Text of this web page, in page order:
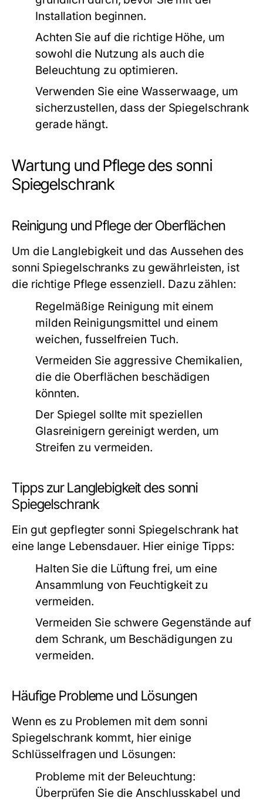
Installation beginnen.
Achten Sie auf die richtige Höhe, um
sowohl die Nutzung als auch die
Beleuchtung zu optimieren.
Verwenden Sie eine Wasserwaage, um
sicherzustellen, dass der Spiegelschrank
gerade hängt.
Wartung und Pflege des sonni
Spiegelschrank
Reinigung und Pflege der Oberflächen
Um die Langlebigkeit und das Aussehen des
sonni Spiegelschranks zu gewährleisten, ist
die richtige Pflege essenziell. Dazu zählen:
Regelmäßige Reinigung mit einem
milden Reinigungsmittel und einem
weichen, fusselfreien Tuch.
Vermeiden Sie aggressive Chemikalien,
die die Oberflächen beschädigen
könnten.
Der Spiegel sollte mit speziellen
Glasreinigern gereinigt werden, um
Streifen zu vermeiden.
Tipps zur Langlebigkeit des sonni
Spiegelschrank
Ein gut gepflegter sonni Spiegelschrank hat
eine lange Lebensdauer. Hier einige Tipps:
Halten Sie die Lüftung frei, um eine
Ansammlung von Feuchtigkeit zu
vermeiden.
Vermeiden Sie schwere Gegenstände auf
dem Schrank, um Beschädigungen zu
vermeiden.
Häufige Probleme und Lösungen
Wenn es zu Problemen mit dem sonni
Spiegelschrank kommt, hier einige
Schlüsselfragen und Lösungen:
Probleme mit der Beleuchtung:
Überprüfen Sie die Anschlusskabel und